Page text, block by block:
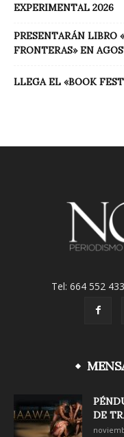
EXPERIMENTAL 2026
PRESENTARÁN LIBRO
FRONTERAS» EN
LLEGA EL «BOOK
Tel: 664 552
DE